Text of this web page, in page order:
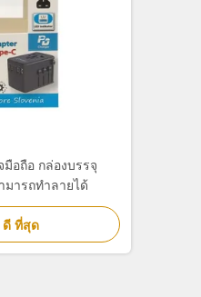
มือถือ กล่องบรรจุ
ารถทําลายได้
ดี ที่สุด